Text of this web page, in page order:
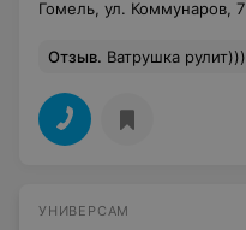
Гомель, ул. Коммунаров, 7
Отзыв. Ватрушка рулит)))
УНИВЕРСАМ